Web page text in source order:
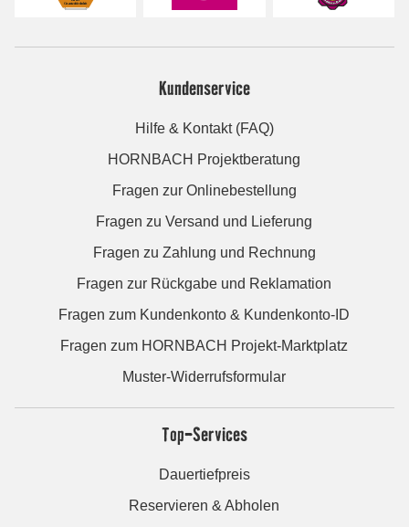
Kundenservice
Hilfe & Kontakt (FAQ)
HORNBACH Projektberatung
Fragen zur Onlinebestellung
Fragen zu Versand und Lieferung
Fragen zu Zahlung und Rechnung
Fragen zur Rückgabe und Reklamation
Fragen zum Kundenkonto & Kundenkonto-ID
Fragen zum HORNBACH Projekt-Marktplatz
Muster-Widerrufsformular
Top-Services
Dauertiefpreis
Reservieren & Abholen